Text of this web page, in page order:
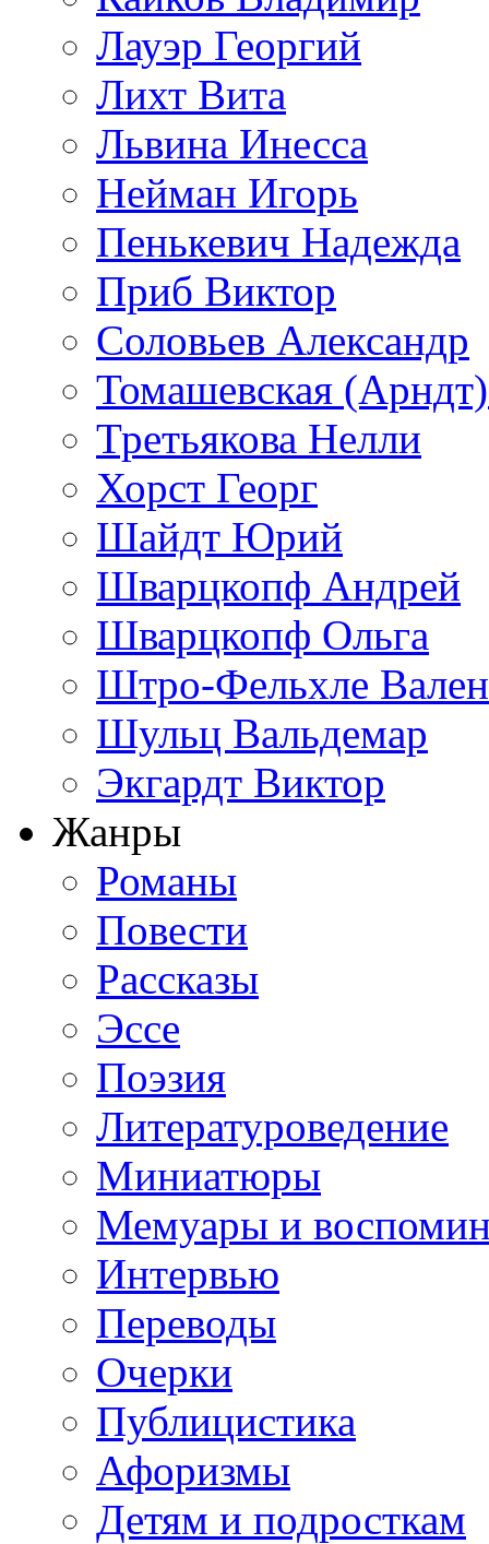
Лауэр Георгий
Лихт Вита
Львина Инесса
Нейман Игорь
Пенькевич Надежда
Приб Виктор
Соловьев Александр
Томашевская
Третьякова Нелли
Хорст Георг
Шайдт Юрий
Шварцкопф Андрей
Шварцкопф Ольга
Штро-Фельхле
Шульц Вальдемар
Экгардт Виктор
Жанры
Романы
Повести
Рассказы
Эссе
Поэзия
Литературоведение
Миниатюры
Мемуары и
Интервью
Переводы
Очерки
Публицистика
Афоризмы
Детям и подросткам